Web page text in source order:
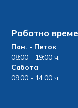
Работно време
Пон. - Петок
08:00 - 19:00 ч.
Сабота
09:00 - 14:00 ч.